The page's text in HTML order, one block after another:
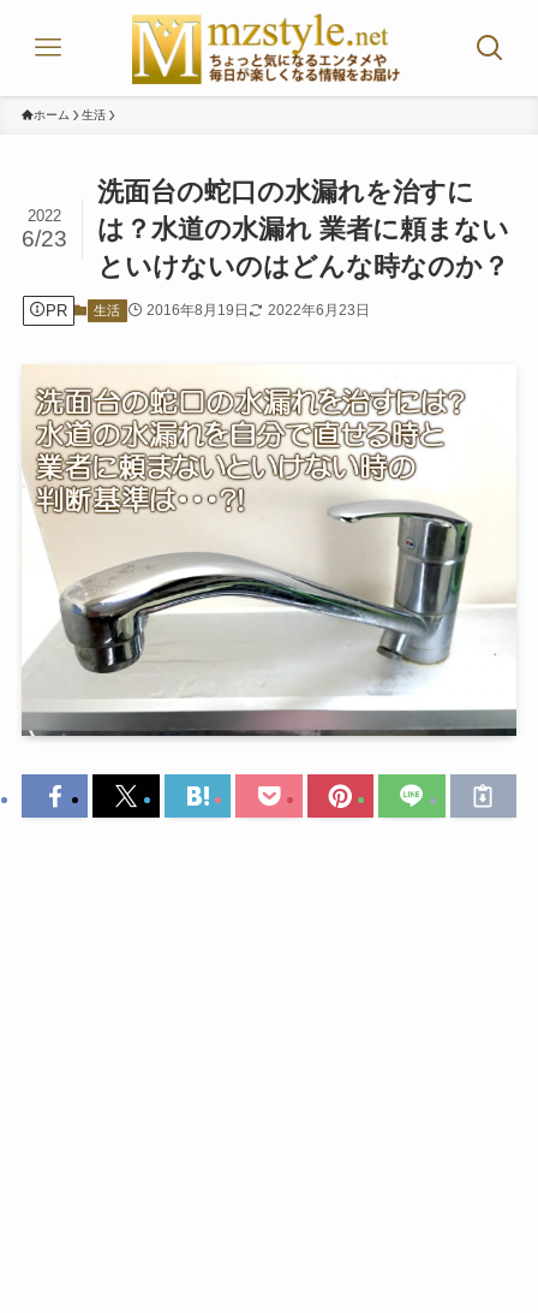
ホーム 生活
洗面台の蛇口の水漏れを治すに
は？水道の水漏れ 業者に頼まない
といけないのはどんな時なのか？
2022
6/23
PR 生活 2016年8月19日 2022年6月23日